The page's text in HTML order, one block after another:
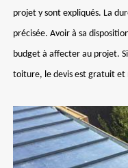
projet y sont expliqués. La
précisée. Avoir à sa
budget à affecter au projet. Si
toiture, le devis est gratuit et